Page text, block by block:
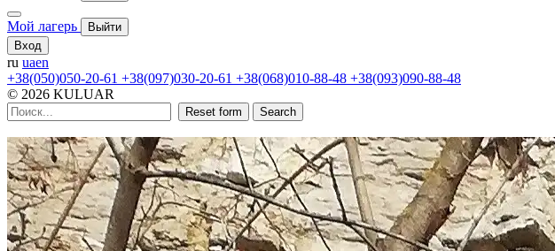
Мой лагерь
Выйти
Вход
ru uaen
+38(050)050-20-61 +38(097)030-20-61 +38(068)010-88-48 +38(093)090-88-48
© 2026 KULUAR
Reset form Search